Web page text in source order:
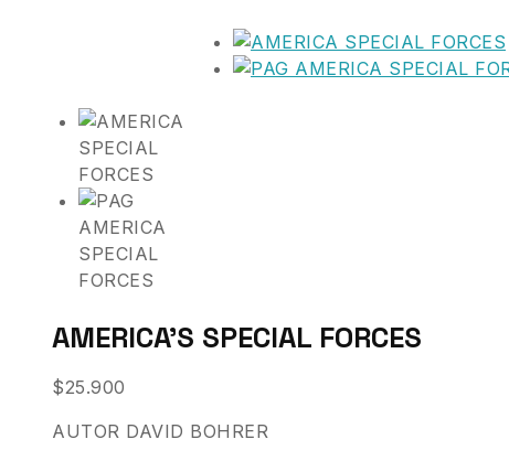
AMERICA’S SPECIAL FORCES
$25.900
AUTOR DAVID BOHRER